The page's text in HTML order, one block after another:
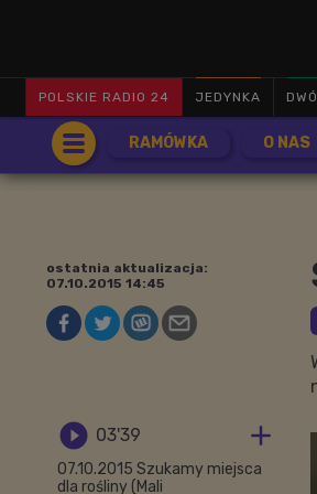
POLSKIE RADIO 24 JEDYNKA
RAMÓWKA O NAS
ostatnia aktualizacja:
07.10.2015 14:45
 03'39 
07.10.2015 Szukamy miejsca
dla rośliny (Mali